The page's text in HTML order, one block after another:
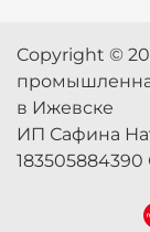
Copyright ©
в Ижевске
ИП Сафина